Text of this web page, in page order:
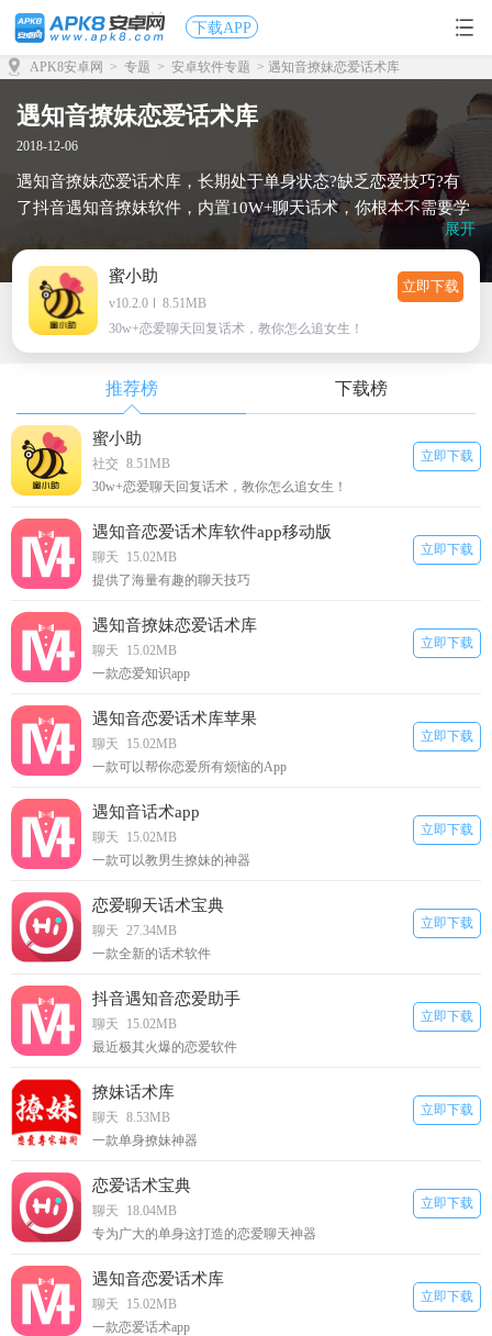
下载APP
APK8安卓网 > 专题 > 安卓软件专题 > 遇知音撩妹恋爱话术库
遇知音撩妹恋爱话术库
2018-12-06
遇知音撩妹恋爱话术库，长期处于单身状态?缺乏恋爱技巧?有
了抖音遇知音撩妹软件，内置10W+聊天话术，你根本不需要学
习聊天。直接复制粘贴就能成功撩妹，小编给大家带来遇知音
恋爱话术app破解版。
展开
蜜小助
v10.2.0
8.51MB
30w+恋爱聊天回复话术，教你怎么追女生！
立即下载
推荐榜 下载榜
蜜小助
社交 8.51MB
30w+恋爱聊天回复话术，教你怎么追女生！
立即下载
遇知音恋爱话术库软件app移动版
聊天
15.02MB
提供了海量有趣的聊天技巧
立即下载
遇知音撩妹恋爱话术库
聊天
15.02MB
一款恋爱知识app
立即下载
遇知音恋爱话术库苹果
聊天
15.02MB
一款可以帮你恋爱所有烦恼的App
立即下载
遇知音话术app
聊天
15.02MB
一款可以教男生撩妹的神器
立即下载
恋爱聊天话术宝典
聊天 27.34MB
一款全新的话术软件
立即下载
抖音遇知音恋爱助手
聊天
15.02MB
最近极其火爆的恋爱软件
立即下载
撩妹话术库
聊天 8.53MB
一款单身撩妹神器
立即下载
恋爱话术宝典
聊天
18.04MB
专为广大的单身这打造的恋爱聊天神器
立即下载
遇知音恋爱话术库
聊天
15.02MB
一款恋爱话术app
立即下载